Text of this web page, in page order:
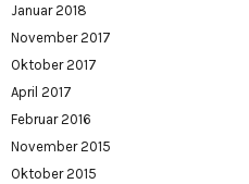
Januar 2018
November 2017
Oktober 2017
April 2017
Februar 2016
November 2015
Oktober 2015